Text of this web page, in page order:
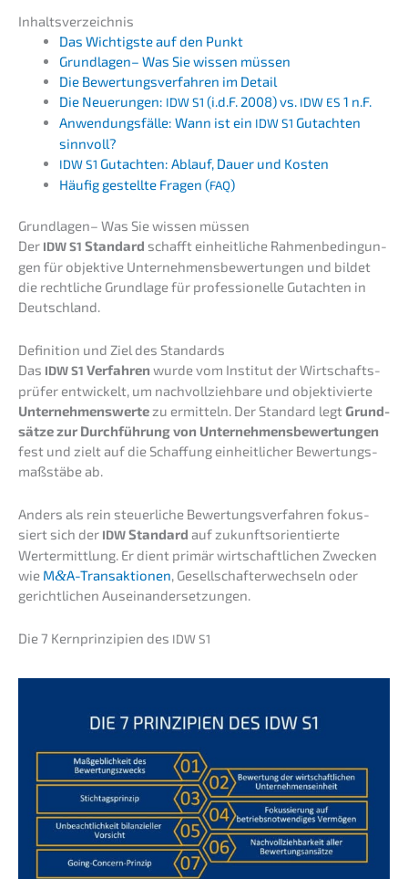
Inhalts­ver­zeich­nis
Das Wichtigs­te auf den Punkt
Grund­la­gen– Was Sie wissen müssen
Die Bewer­tungs­ver­fah­ren im Detail
Die Neuerun­gen: IDWS1 (i.d.F. 2008) vs. IDW ES 1 n.F.
Anwen­dungs­fäl­le: Wann ist ein IDWS1 Gutach­ten
sinnvoll?
IDWS1 Gutach­ten: Ablauf, Dauer und Kosten
Häufig gestell­te Fragen (FAQ)
Grund­la­gen– Was Sie wissen müssen
Der IDWS1 Standard schafft einheit­li­che Rahmen­be­din­gun­
gen für objek­ti­ve Unter­neh­mens­be­wer­tun­gen und bildet
die recht­li­che Grund­la­ge für profes­sio­nel­le Gutach­ten in
Deutschland.
Defini­ti­on und Ziel des Standards
Das IDWS1 Verfah­ren wurde vom Insti­tut der Wirtschafts­
prü­fer entwi­ckelt, um nachvoll­zieh­ba­re und objek­ti­vier­te
Unter­neh­mens­wer­te zu ermit­teln. Der Standard legtGrund­
sät­ze zur Durch­füh­rung von Unter­neh­mens­be­wer­tun­gen
fest und zielt auf die Schaf­fung einheit­li­cher Bewer­tungs­
maß­stä­be ab.
Anders als rein steuer­li­che Bewer­tungs­ver­fah­ren fokus­
siert sich der IDWStandard auf zukunfts­ori­en­tier­te
Wertermitt­lung. Er dient primär wirtschaft­li­chen Zwecken
wie M&A-Transaktionen, Gesell­schaf­ter­wech­seln oder
gericht­li­chen Auseinandersetzungen.
Die 7 Kernprin­zi­pi­en des IDWS1